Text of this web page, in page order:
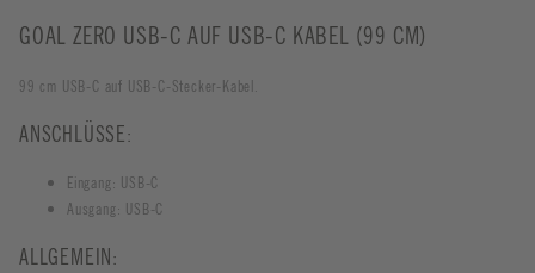
GOAL ZERO USB-C AUF USB-C KABEL (99 CM)
99 cm USB-C auf USB-C-Stecker-Kabel.
ANSCHLÜSSE:
Eingang: USB-C
Ausgang: USB-C
ALLGEMEIN: